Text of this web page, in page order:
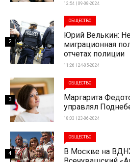
12:54 | 09-08-2024
ОБЩЕСТВО
Юрий Велькин:
миграционная
отчетах полиции
11:26 | 24-05-2024
2
ОБЩЕСТВО
Маргарита
управлял
18:03 | 23-06-2024
3
ОБЩЕСТВО
В Москве на
4